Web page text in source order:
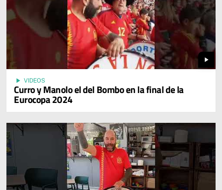
play_arrow
play_arrow VIDEOS
Curro y Manolo el del Bombo en la final de la
Eurocopa 2024